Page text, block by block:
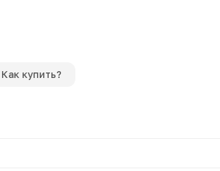
Как купить?